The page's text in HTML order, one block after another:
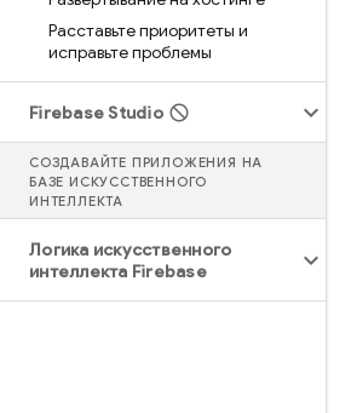
Расставьте приоритеты и
исправьте проблемы
Firebase Studio
СОЗДАВАЙТЕ ПРИЛОЖЕНИЯ НА
БАЗЕ ИСКУССТВЕННОГО
ИНТЕЛЛЕКТА
Логика искусственного
интеллекта Firebase